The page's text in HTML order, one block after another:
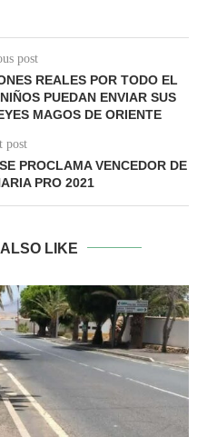
post
REALES POR TODO EL
PUEDAN ENVIAR SUS
MAGOS DE ORIENTE
post
PROCLAMA VENCEDOR DE
PRO 2021
LIKE